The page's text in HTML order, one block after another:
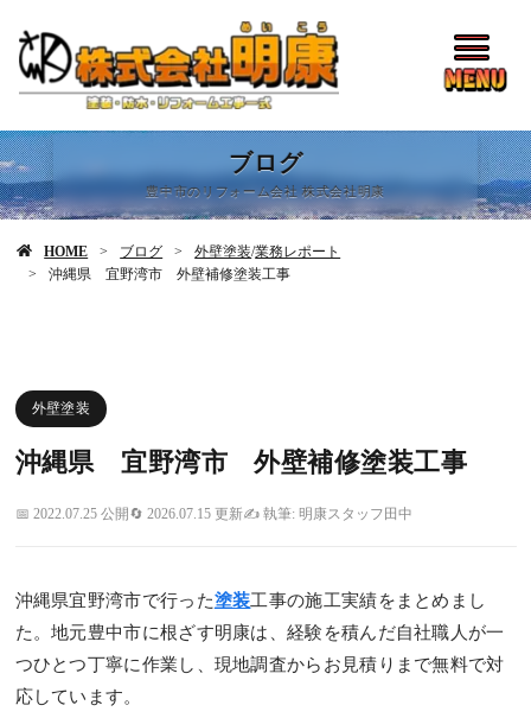
ブログ
豊中市のリフォーム会社 株式会社明康
HOME ブログ 外壁塗装/業務レポート
沖縄県 宜野湾市 外壁補修塗装工事
外壁塗装
沖縄県 宜野湾市 外壁補修塗装工事
2022.07.25 公開 2026.07.15 更新 執筆: 明康スタッフ田中
沖縄県宜野湾市で行った塗装工事の施工実績をまとめまし
た。地元豊中市に根ざす明康は、経験を積んだ自社職人が一
つひとつ丁寧に作業し、現地調査からお見積りまで無料で対
応しています。